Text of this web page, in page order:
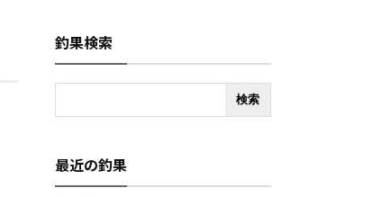
釣果検索
最近の釣果